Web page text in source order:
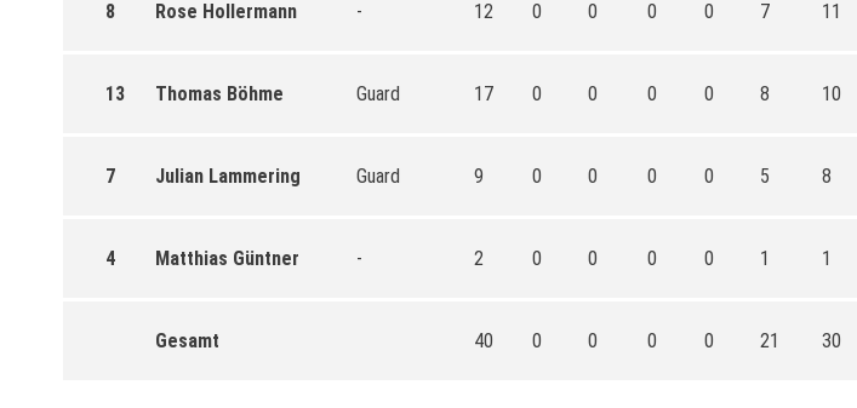
8 Rose Hollermann - 12 0 0 0 0 7 11
13 Thomas Böhme Guard 17 0 0 0 0 8 10
7 Julian Lammering Guard 9 0 0 0 0 5 8
4 Matthias Güntner - 2 0 0 0 0 1 1
Gesamt 40 0 0 0 0 21 30